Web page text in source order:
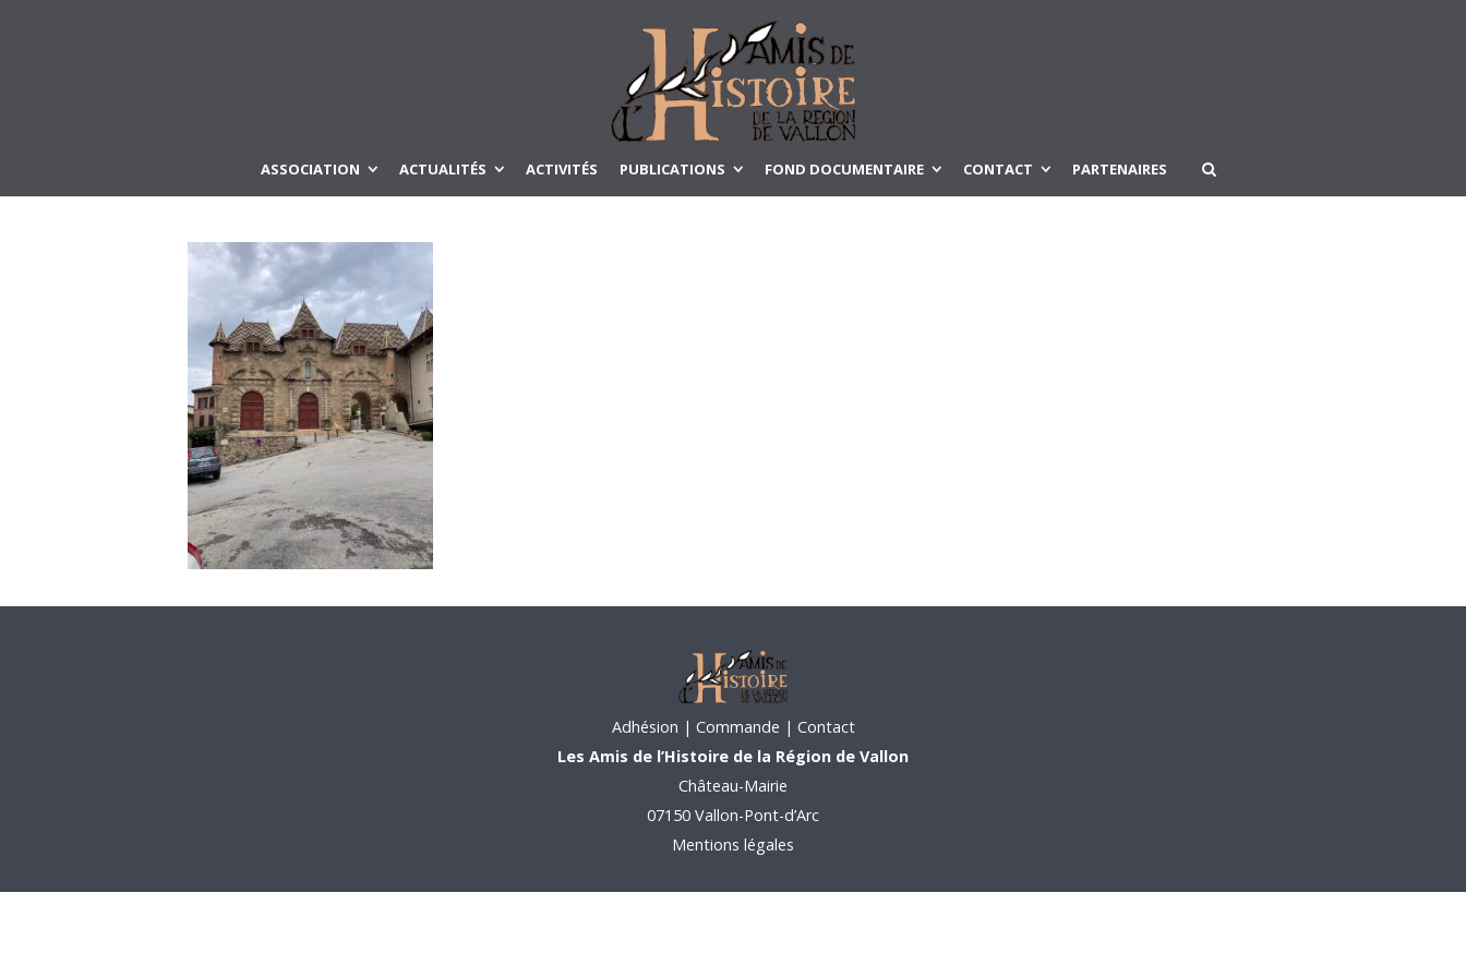
ASSOCIATION ACTUALITÉS ACTIVITÉS PUBLICATIONS FOND DOCUMENTAIRE CONTACT PARTENAIRES
Adhésion | Commande | Contact
Les Amis de l’Histoire de la Région de Vallon
Château-Mairie
07150 Vallon-Pont-d’Arc
Mentions légales